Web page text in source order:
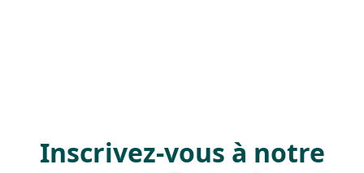
Inscrivez-vous à notre